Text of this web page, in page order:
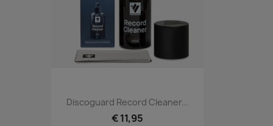
Discoguard Record Cleaner...
€ 11,95